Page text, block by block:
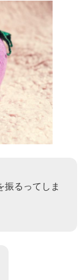
振るってしま